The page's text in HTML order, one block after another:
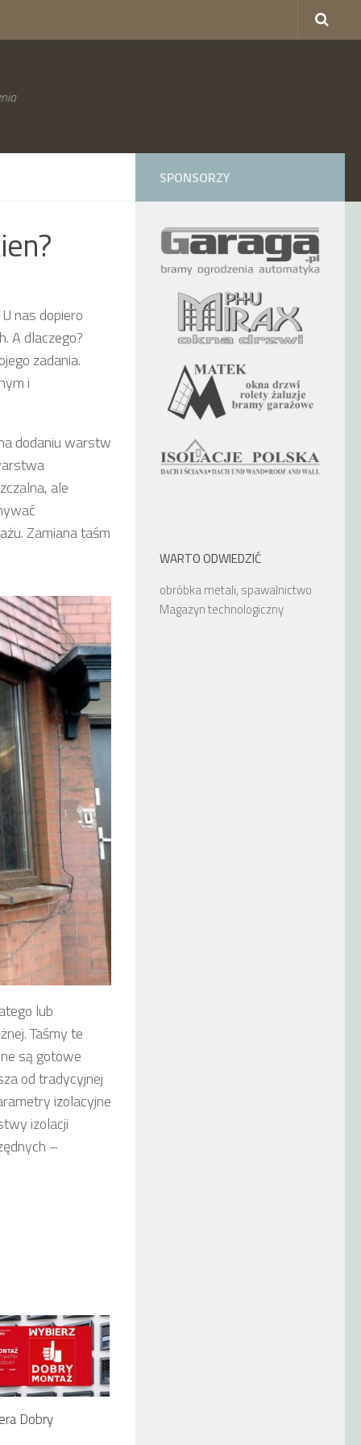
nas dopiero
A dlaczego?
zadania.
i
dodaniu warstw
ale
Zamiana taśm
lub
Taśmy te
są gotowe
od tradycyjnej
izolacyjne
izolacji
–
Dobry
SPONSORZY
WARTO ODWIEDZIĆ
obróbka metali, spawalnictwo
Magazyn technologiczny